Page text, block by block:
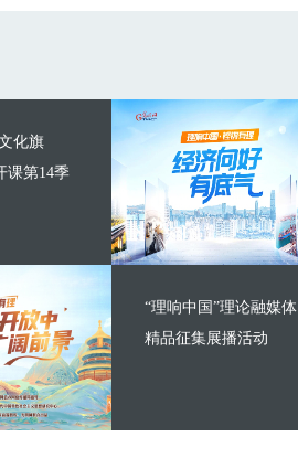
化旗
课第14季
“理响中国”理论融媒体
精品征集展播活动